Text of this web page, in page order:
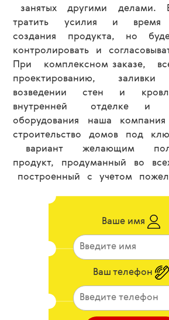
занятых другими делами.
тратить усилия и
создания продукта, но
контролировать и
При комплексном заказе,
проектированию,
возведении стен и
внутренней отделке и
оборудования наша
строительство домов под
вариант желающим
продукт, продуманный во
построенный с учетом
Ваше имя
Ваш телефон